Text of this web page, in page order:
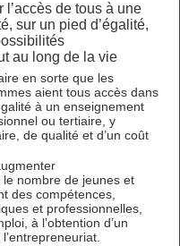
l’accès de tous à une
sur un pied d’égalité,
au long de la vie
en sorte que les
aient tous accès dans
à un enseignement
ou tertiaire, y
de qualité et d’un coût
nombre de jeunes et
des compétences,
et professionnelles,
à l’obtention d’un